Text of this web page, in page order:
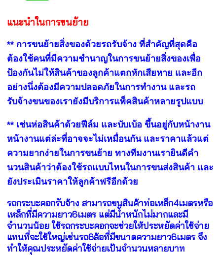
แนะนำในการขนย้าย
** การขนย้ายสิ่งของด้วยรถรับจ้าง ที่สำคัญที่สุดคือ
ต้องใช้คนที่มีความชำนาญในการขนย้ายสิ่งของเพื่อ
ป้องกันไม่ให้สินค้าของลูกค้าแตกหักเสียหาย และอีก
อย่างนึ่งต้องมีความปลอดภัยในการทำงาน และรถ
รับจ้างขนของเรายังมีบริการแพ็คสินค้าหลายรูปแบบ
** เช่นห่อสินค้าด้วยฟีล์ม และบับเบ้อ ขึ้นอยู่กับหน้างาน
หน้างานแต่ล่ะที่อาจจะไม่เหมื่อนกัน และราคาแล้วแต่
ความยากง่ายในการขนย้าย ทางทีมงานเรายินดีคำ
นวนสินค้าว่าต้องใช้รถแบบไหนในการขนส่งสินค้า และ
ยังประเมินราคาให้ลูกค้าฟรีอีกด้วย
รถกระบะคอกรับจ้าง สามารถขนสินค้าท่อเหล็ก4เมตรหรือ
เหล็กที่มีความยาว6เมตร แต่มีนัำหนักไม่มากและมี
จำนวนน้อย ใช้รถกระบะคอกจะช่วยให้ประหยัดค่าใช้จ่าย
แทนที่จะใช้ใหญ่เช่นรถ6ล้อที่มีขนาดความยาว6เมตร จึง
ทำให้คุณประหยัดค่าใช้จ่ายเป้นจำนวนหลายบาท